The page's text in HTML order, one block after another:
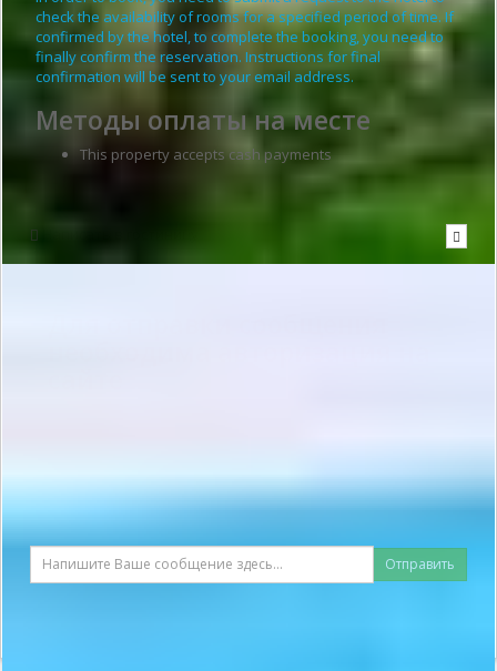
check the availability of rooms for a specified period of time. If
confirmed by the hotel, to complete the booking, you need to
finally confirm the reservation. Instructions for final
confirmation will be sent to your email address.
Методы оплаты на месте
This property accepts cash payments
Отправить